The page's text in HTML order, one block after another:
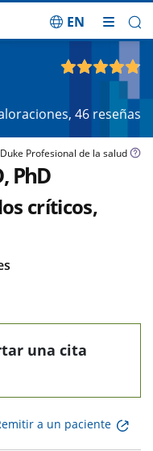
EN
46 reseñas
Duke Profesional de la salud
PhD
críticos,
una cita
a un paciente